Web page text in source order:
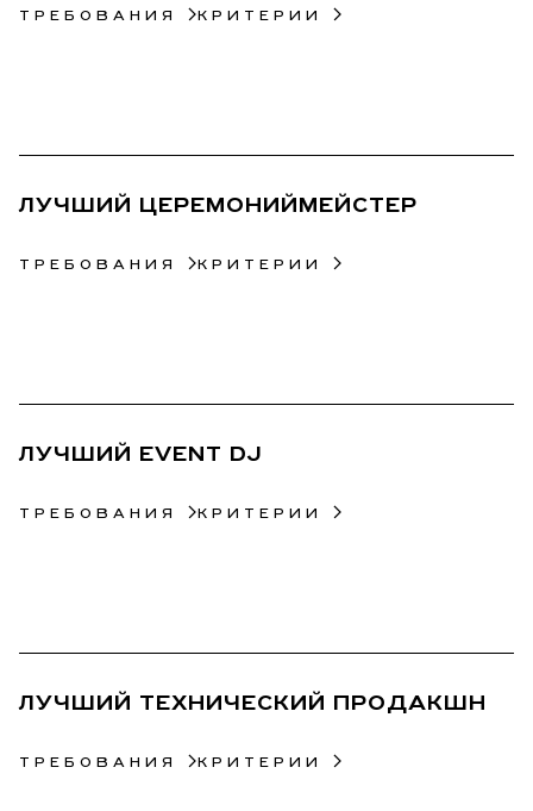
ТРЕБОВАНИЯ КРИТЕРИИ
ЛУЧШИЙ ЦЕРЕМОНИЙМЕЙСТЕР
ТРЕБОВАНИЯ КРИТЕРИИ
ЛУЧШИЙ EVENT DJ
ТРЕБОВАНИЯ КРИТЕРИИ
ЛУЧШИЙ ТЕХНИЧЕСКИЙ ПРОДАКШН
ТРЕБОВАНИЯ КРИТЕРИИ